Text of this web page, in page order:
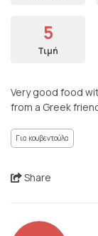
5
Τιμή
Very good food
from a Greek
Για κουβεντούλα
Share